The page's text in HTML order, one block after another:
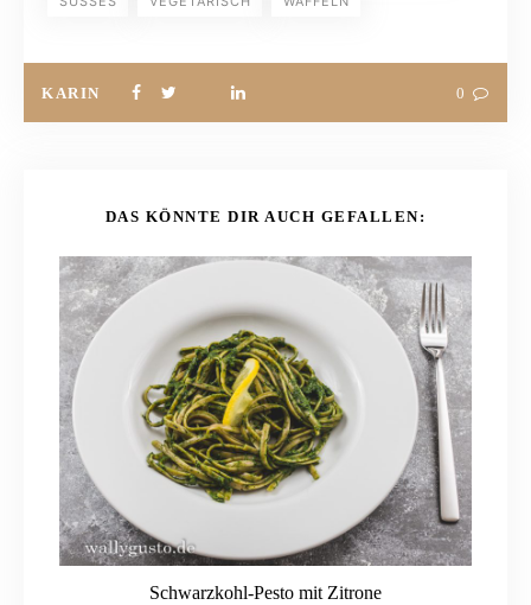
KARIN 0
DAS KÖNNTE DIR AUCH GEFALLEN:
Schwarzkohl-Pesto mit Zitrone